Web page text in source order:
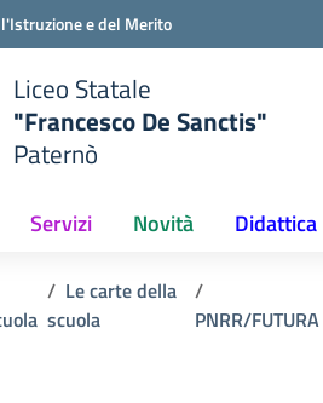
e del Merito
Liceo Statale
"Francesco De Sanctis"
Paternò
Servizi Novità Didattica
Le carte della
scuola
PNRR/FUTURA